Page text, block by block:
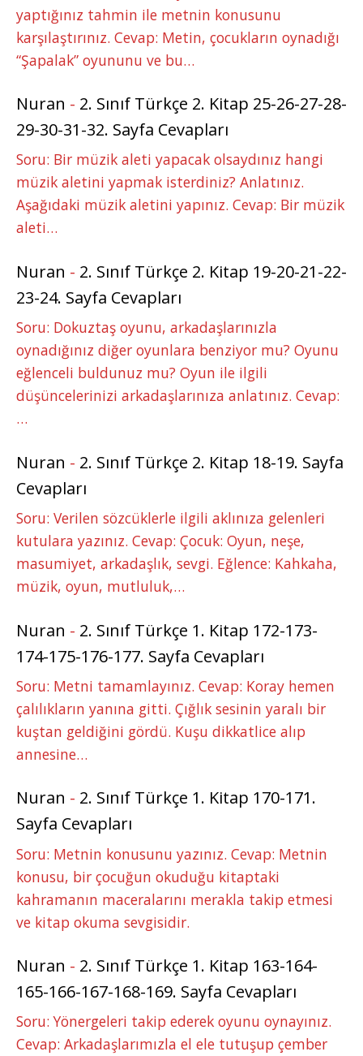
yaptığınız tahmin ile metnin konusunu
karşılaştırınız. Cevap: Metin, çocukların oynadığı
“Şapalak” oyununu ve bu…
Nuran - 2. Sınıf Türkçe 2. Kitap 25-26-27-28-
29-30-31-32. Sayfa Cevapları
Soru: Bir müzik aleti yapacak olsaydınız hangi
müzik aletini yapmak isterdiniz? Anlatınız.
Aşağıdaki müzik aletini yapınız. Cevap: Bir müzik
aleti…
Nuran - 2. Sınıf Türkçe 2. Kitap 19-20-21-22-
23-24. Sayfa Cevapları
Soru: Dokuztaş oyunu, arkadaşlarınızla
oynadığınız diğer oyunlara benziyor mu? Oyunu
eğlenceli buldunuz mu? Oyun ile ilgili
düşüncelerinizi arkadaşlarınıza anlatınız. Cevap:
…
Nuran - 2. Sınıf Türkçe 2. Kitap 18-19. Sayfa
Cevapları
Soru: Verilen sözcüklerle ilgili aklınıza gelenleri
kutulara yazınız. Cevap: Çocuk: Oyun, neşe,
masumiyet, arkadaşlık, sevgi. Eğlence: Kahkaha,
müzik, oyun, mutluluk,…
Nuran - 2. Sınıf Türkçe 1. Kitap 172-173-
174-175-176-177. Sayfa Cevapları
Soru: Metni tamamlayınız. Cevap: Koray hemen
çalılıkların yanına gitti. Çığlık sesinin yaralı bir
kuştan geldiğini gördü. Kuşu dikkatlice alıp
annesine…
Nuran - 2. Sınıf Türkçe 1. Kitap 170-171.
Sayfa Cevapları
Soru: Metnin konusunu yazınız. Cevap: Metnin
konusu, bir çocuğun okuduğu kitaptaki
kahramanın maceralarını merakla takip etmesi
ve kitap okuma sevgisidir.
Nuran - 2. Sınıf Türkçe 1. Kitap 163-164-
165-166-167-168-169. Sayfa Cevapları
Soru: Yönergeleri takip ederek oyunu oynayınız.
Cevap: Arkadaşlarımızla el ele tutuşup çember